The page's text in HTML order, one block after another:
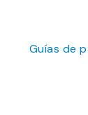
Guías de